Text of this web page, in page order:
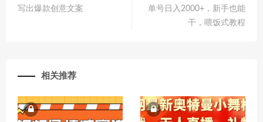
写出爆款创意文案
单号日入2000+，新手也能
干，喂饭式教程
相关推荐